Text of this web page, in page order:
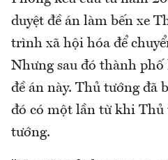
duyệt đề án làm bến xe
trình xã hội hóa để
Nhưng sau đó thành
đề án này. Thủ tướng đã
đó có một lần từ khi Thủ
tướng.